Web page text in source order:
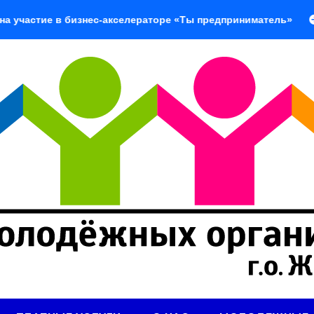
бизнес-акселераторе «Ты предприниматель»